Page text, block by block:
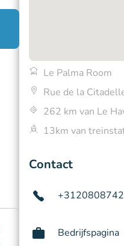
Le Palma Room
Rue de la
262 km van Le
13km van
Contact
Bedrijfspagina